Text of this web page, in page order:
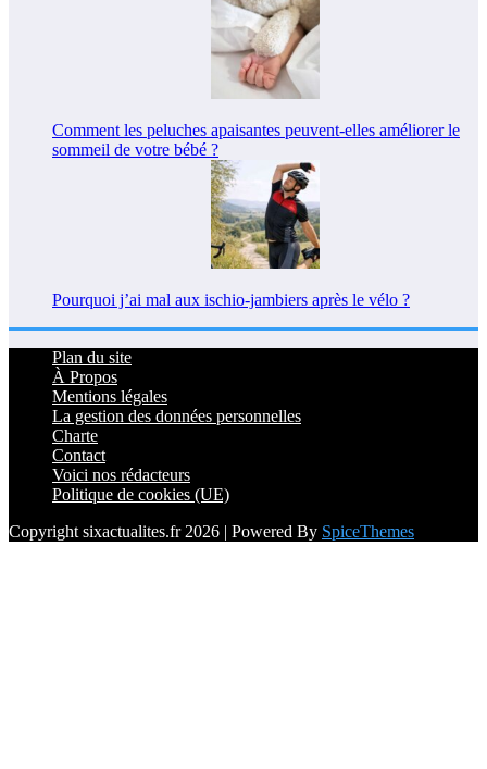
Comment les peluches apaisantes peuvent-elles améliorer le
sommeil de votre bébé ?
Pourquoi j’ai mal aux ischio-jambiers après le vélo ?
Plan du site
À Propos
Mentions légales
La gestion des données personnelles
Charte
Contact
Voici nos rédacteurs
Politique de cookies (UE)
Copyright sixactualites.fr 2026 | Powered By SpiceThemes